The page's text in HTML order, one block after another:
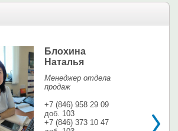
Блохина
Наталья
Менеджер отдела
продаж
+7 (846) 958 29 09
доб. 103
+7 (846) 373 10 47